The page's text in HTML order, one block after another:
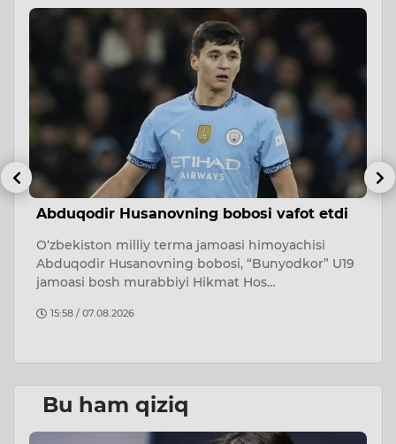
Abduqodir Husanovning bobosi vafot etdi
O‘zbekiston milliy terma jamoasi himoyachisi
Abduqodir Husanovning bobosi, “Bunyodkor” U19
jamoasi bosh murabbiyi Hikmat Hos…
15:58 / 07.08.2026
Bu ham qiziq